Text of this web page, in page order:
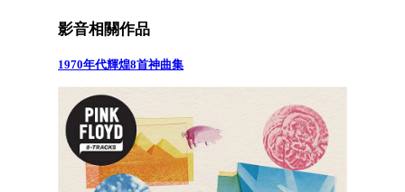
影音相關作品
1970年代輝煌8首神曲集